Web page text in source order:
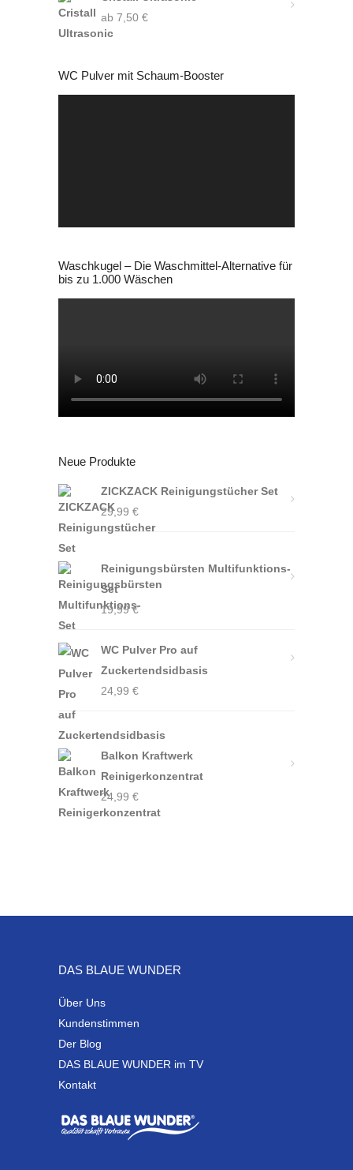
27,99 €
ab 7,50 €
WC Pulver mit Schaum-Booster
Waschkugel – Die Waschmittel-Alternative für
bis zu 1.000 Wäschen
Neue Produkte
ZICKZACK Reinigungstücher Set
29,99 €
Reinigungsbürsten Multifunktions-
Set
19,99€
WC Pulver Pro auf
Zuckertendsidbasis
24,99 €
Balkon Kraftwerk
Reinigerkonzentrat
24,99 €
DAS BLAUE WUNDER
Über Uns
Kundenstimmen
Der Blog
DAS BLAUE WUNDER im TV
Kontakt